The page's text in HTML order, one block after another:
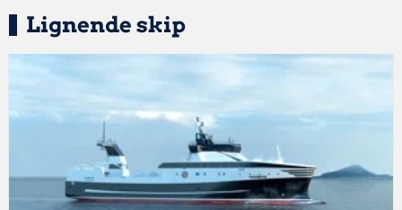
Lignende skip